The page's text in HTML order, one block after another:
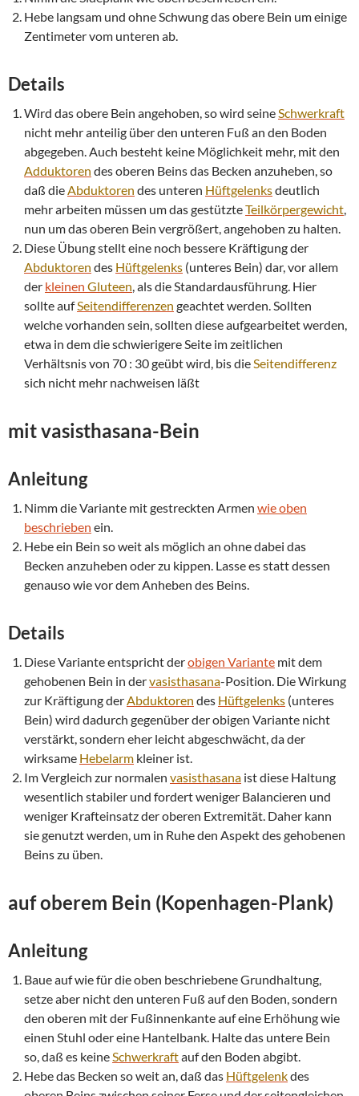
Hebe langsam und ohne Schwung das obere Bein um einige
Zentimeter vom unteren ab.
Details
Wird das obere Bein angehoben, so wird seineSchwerkraft
nicht mehr anteilig über den unteren Fuß an den Boden
abgegeben. Auch besteht keine Möglichkeit mehr, mit den
Adduktoren des oberen Beins das Becken anzuheben, so
daß dieAbduktoren des unteren Hüftgelenksdeutlich
mehr arbeiten müssen um das gestützteTeilkörpergewicht,
nun um das oberen Bein vergrößert, angehoben zu halten.
Diese Übung stellt eine noch bessere Kräftigung der
Abduktoren des Hüftgelenks (unteres Bein) dar, vor allem
der kleinen Gluteen, als die Standardausführung. Hier
sollte aufSeitendifferenzen geachtet werden. Sollten
welche vorhanden sein, sollten diese aufgearbeitet werden,
etwa in dem die schwierigere Seite im zeitlichen
Verhältsnis von 70 : 30 geübt wird, bis dieSeitendifferenz
sich nicht mehr nachweisen läßt
mitvasisthasana-Bein
Anleitung
Nimm die Variante mit gestreckten Armen wie oben
beschrieben ein.
Hebe ein Bein so weit als möglich an ohne dabei das
Becken anzuheben oder zu kippen. Lasse es statt dessen
genauso wie vor dem Anheben des Beins.
Details
Diese Variante entspricht derobigen Variante mit dem
gehobenen Bein in dervasisthasana-Position. Die Wirkung
zur Kräftigung derAbduktoren des Hüftgelenks (unteres
Bein) wird dadurch gegenüber der obigen Variante nicht
verstärkt, sondern eher leicht abgeschwächt, da der
wirksame Hebelarm kleiner ist.
Im Vergleich zur normalen vasisthasana ist diese Haltung
wesentlich stabiler und fordert weniger Balancieren und
weniger Krafteinsatz der oberen Extremität. Daher kann
sie genutzt werden, um in Ruhe den Aspekt des gehobenen
Beins zu üben.
auf oberem Bein (Kopenhagen-Plank)
Anleitung
Baue auf wie für die oben beschriebene Grundhaltung,
setze aber nicht den unteren Fuß auf den Boden, sondern
den oberen mit der Fußinnenkante auf eine Erhöhung wie
einen Stuhl oder eine Hantelbank. Halte das untere Bein
so, daß es keineSchwerkraftauf den Boden abgibt.
Hebe das Becken so weit an, daß das Hüftgelenkdes